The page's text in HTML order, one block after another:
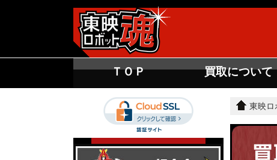
ＴＯＰ 買取について
東映ロ